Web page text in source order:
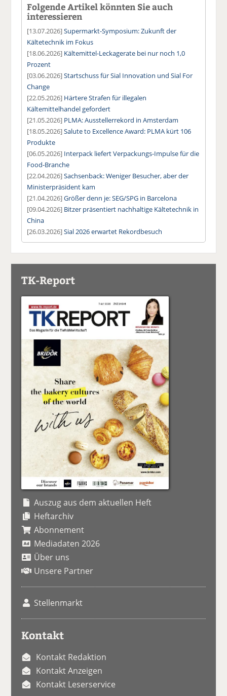
Folgende Artikel könnten Sie auch
interessieren
[13.07.2026]Supermarkt-Symposium: Zukunft der
Kältetechnik im Fokus
[18.06.2026] Kältemittel-Leckagerate bei nur noch 1,0
Prozent
[03.06.2026]Startschuss für Sial Innovation und Sial For
Change
[22.05.2026] Härtere Strafen für illegalen
Kältemittelhandel gefordert
[21.05.2026] PLMA: Ausstellerrekord in Amsterdam
[18.05.2026]Salute to Excellence Award: PLMA kürt 106
Produkte
[06.05.2026] Interpack liefert Verpackungs-Impulse für die
Food-Branche
[22.04.2026]Sachsenback: Weniger Besucher, aber der
Ministerpräsident kam
[21.04.2026]Größer denn je: SEG/SPG in Barcelona
[09.04.2026] Bitzer präsentiert nachhaltige Kältetechnik in
China
[26.03.2026]Sial 2026 erwartet Rekordbesuch
TK-Report
Auszug aus dem aktuellen Heft
Heftarchiv
Abonnement
Mediadaten 2026
Über uns
Unsere Partner
Stellenmarkt
Kontakt
Kontakt Redaktion
Kontakt Anzeigen
Kontakt Leserservice